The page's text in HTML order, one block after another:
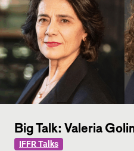
Big Talk: Valeria
IFFR Talks